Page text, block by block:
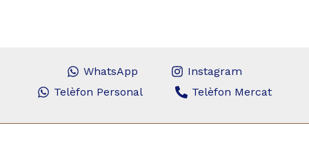
WhatsApp
Instagram
Telèfon Personal
Telèfon Mercat